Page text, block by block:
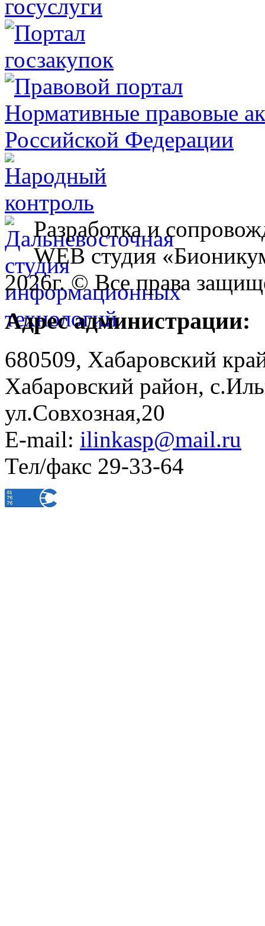
Разработка и
WEB студия
2026г. © Все права
Адрес администрации:
680509, Хабаровский
Хабаровский район,
ул.Совхозная,20
E-mail: ilinkasp@mail.ru
Тел/факс 29-33-64